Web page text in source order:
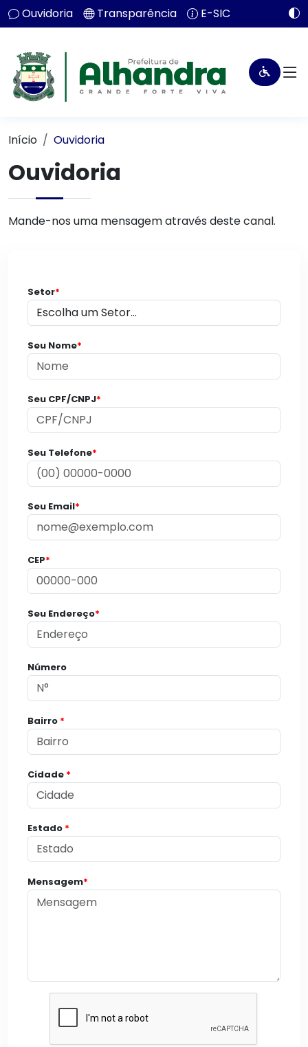
Ouvidoria Transparência E-SIC
Início Ouvidoria
Ouvidoria
Mande-nos uma mensagem através deste canal.
Setor*
Seu Nome*
Seu CPF/CNPJ*
Seu Telefone*
Seu Email*
CEP*
Seu Endereço*
Número
Bairro *
Cidade *
Estado *
Mensagem*